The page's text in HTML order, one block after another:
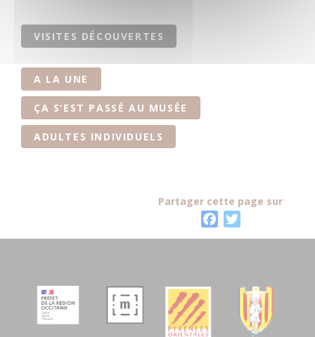
VISITES DÉCOUVERTES
A LA UNE
ÇA S‘EST PASSÉ AU MUSÉE
ADULTES INDIVIDUELS
Partager cette page sur
a
w
t
e
r